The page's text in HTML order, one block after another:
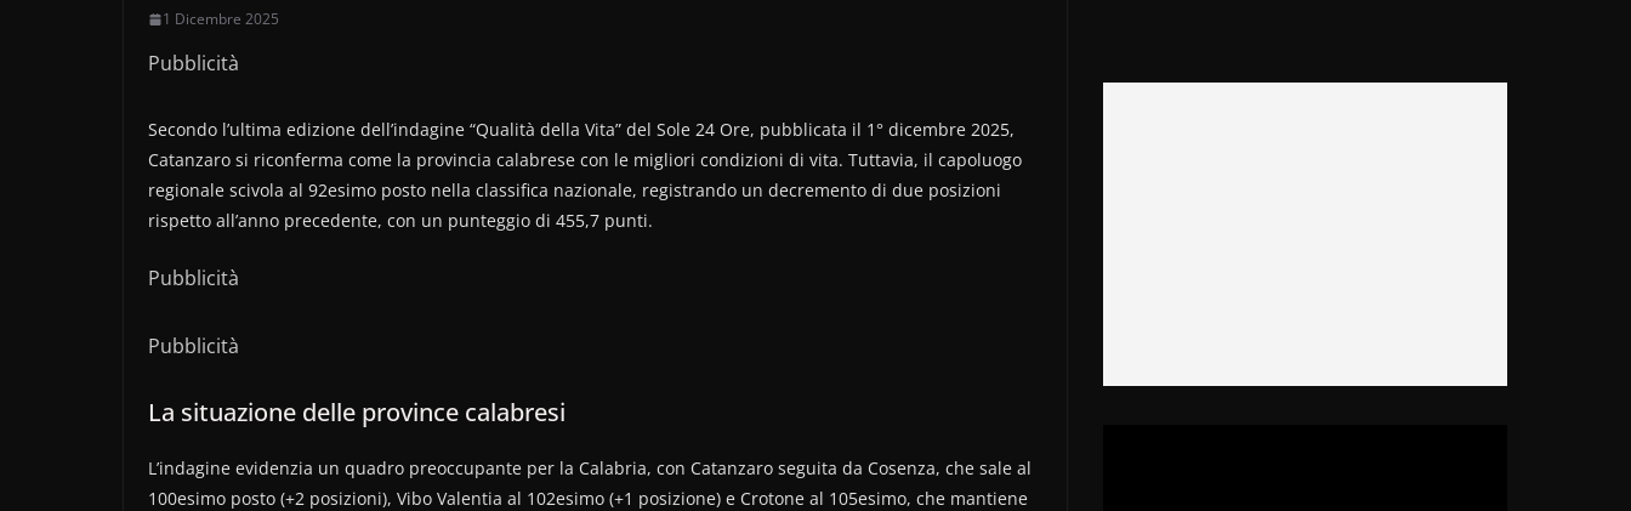
1 Dicembre 2025
Pubblicità
Secondo l’ultima edizione dell’indagine “Qualità della Vita” del Sole 24 Ore, pubblicata il 1° dicembre 2025,
Catanzaro si riconferma come la provincia calabrese con le migliori condizioni di vita. Tuttavia, il capoluogo
regionale scivola al 92esimo posto nella classifica nazionale, registrando un decremento di due posizioni
rispetto all’anno precedente, con un punteggio di 455,7 punti.
Pubblicità
Pubblicità
La situazione delle province calabresi
L’indagine evidenzia un quadro preoccupante per la Calabria, con Catanzaro seguita da Cosenza, che sale al
100esimo posto (+2 posizioni), Vibo Valentia al 102esimo (+1 posizione) e Crotone al 105esimo, che mantiene